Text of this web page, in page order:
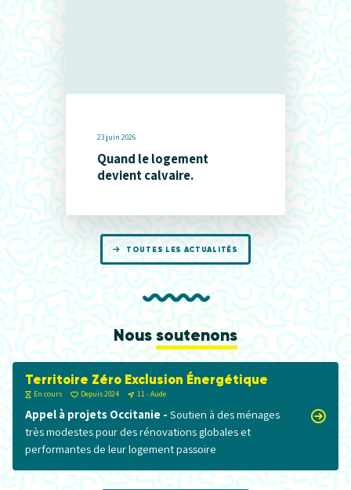
23 juin 2026
Quand le logement
devient calvaire.
TOUTES LES ACTUALITÉS
Noussoutenons
Territoire Zéro Exclusion Énergétique
En cours Depuis 2024 11 - Aude
Appel à projets Occitanie - Soutien à des ménages
très modestes pour des rénovations globales et
performantes de leur logement passoire